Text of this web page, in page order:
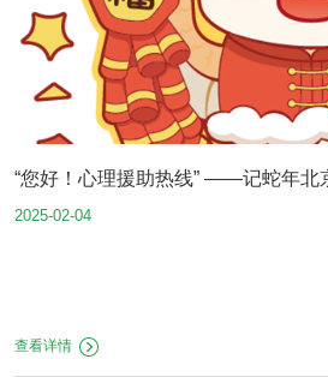
“您好！心理援助热线” ——记蛇年北
值守（连载2）
2025-02-04
查看详情